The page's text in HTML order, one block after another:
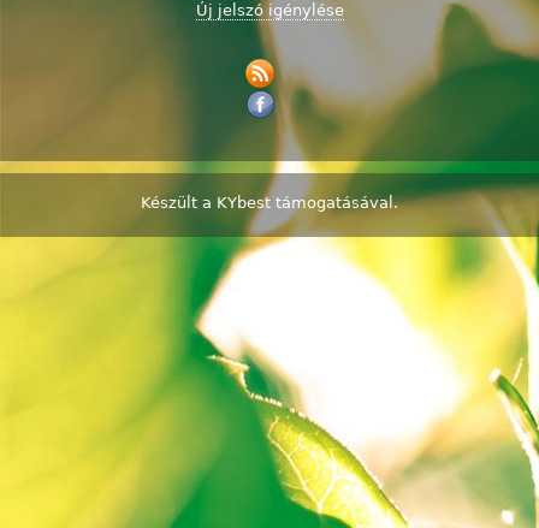
Új jelszó igénylése
Készült a KYbest támogatásával.